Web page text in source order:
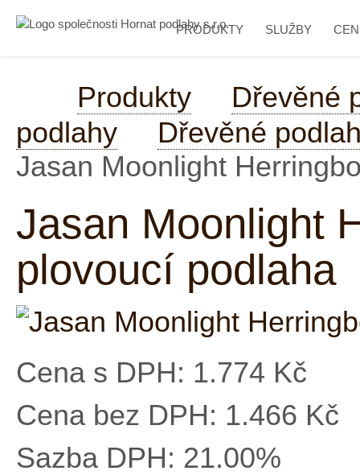
PRODUKTY SLUŽBY
Produkty
Dřevěné
podlahy
Dřevěné
Jasan Moonlight
Jasan Moonlight
plovoucí podlaha
Cena s DPH: 1.774 Kč
Cena bez DPH: 1.466 Kč
Sazba DPH: 21.00%